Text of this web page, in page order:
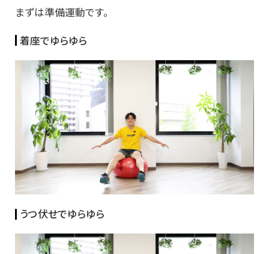
まずは準備運動です。
着座でゆらゆら
うつ伏せでゆらゆら